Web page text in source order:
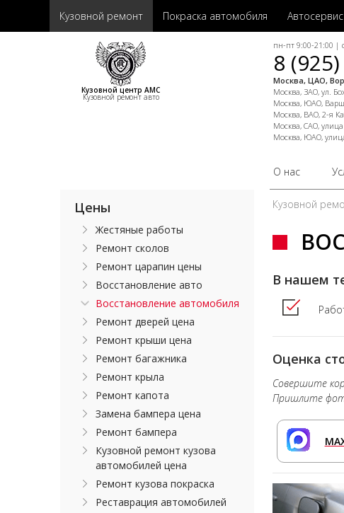
Кузовной ремонт Покраска автомобиля Автосервис
Кузовной центр АМС
Кузовной ремонт авто
пн-пт 9:00-21:00 |
8
Москва, ЦАО,
Москва, ЗАО, ул.
Москва, ЮАО,
Москва, ВАО, 2-я
Москва, САО, улица
Москва, ЮАО,
О нас
Кузовной
В нашем
Оценка
Совершите
Пришлите
Цены
Жестяные работы
Ремонт сколов
Ремонт царапин цены
Восстановление авто
Восстановление автомобиля
Ремонт дверей цена
Ремонт крыши цена
Ремонт багажника
Ремонт крыла
Ремонт капота
Замена бампера цена
Ремонт бампера
Кузовной ремонт кузова
автомобилей цена
Ремонт кузова покраска
Реставрация автомобилей